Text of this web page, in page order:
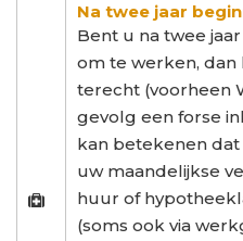
Na twee jaar
Bent u na twee
om te werken,
terecht (voorheen
gevolg een forse
kan betekenen
uw maandelijkse
huur of
(soms ook via